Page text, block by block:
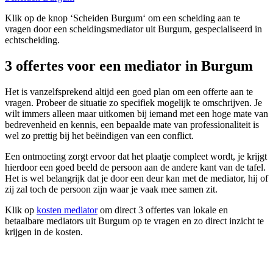
Klik op de knop ‘Scheiden Burgum‘ om een scheiding aan te
vragen door een scheidingsmediator uit Burgum, gespecialiseerd in
echtscheiding.
3 offertes voor een mediator in Burgum
Het is vanzelfsprekend altijd een goed plan om een offerte aan te
vragen. Probeer de situatie zo specifiek mogelijk te omschrijven. Je
wilt immers alleen maar uitkomen bij iemand met een hoge mate van
bedrevenheid en kennis, een bepaalde mate van professionaliteit is
wel zo prettig bij het beëindigen van een conflict.
Een ontmoeting zorgt ervoor dat het plaatje compleet wordt, je krijgt
hierdoor een goed beeld de persoon aan de andere kant van de tafel.
Het is wel belangrijk dat je door een deur kan met de mediator, hij of
zij zal toch de persoon zijn waar je vaak mee samen zit.
Klik op kosten mediatorom direct 3 offertes van lokale en
betaalbare mediators uit Burgum op te vragen en zo direct inzicht te
krijgen in de kosten.